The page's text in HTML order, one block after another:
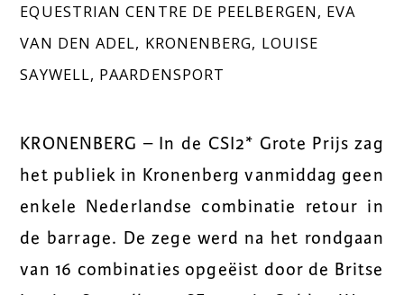
EQUESTRIAN CENTRE DE PEELBERGEN, EVA
VAN DEN ADEL, KRONENBERG, LOUISE
SAYWELL, PAARDENSPORT
KRONENBERG – In de CSI2* Grote Prijs zag
het publiek in Kronenberg vanmiddag geen
enkele Nederlandse combinatie retour in
de barrage. De zege werd na het rondgaan
van 16 combinaties opgeëist door de Britse